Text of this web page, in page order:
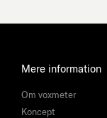
Mere information
Om voxmeter
Koncept